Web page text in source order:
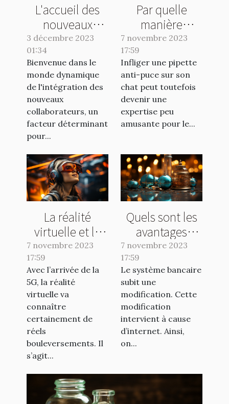
L'accueil des
nouveaux
collaborateurs :
clé de la
réussite
3 décembre 2023
01:34
Bienvenue dans le
monde dynamique
de l'intégration des
nouveaux
collaborateurs, un
facteur déterminant
pour...
Par quelle
manière
appliquer une
pipette anti-
puce à son
chat ?
7 novembre 2023
17:59
Infliger une pipette
anti-puce sur son
chat peut toutefois
devenir une
expertise peu
amusante pour le...
La réalité
virtuelle et la
5G : ce qu’il faut
comprendre !
7 novembre 2023
17:59
Avec l’arrivée de la
5G, la réalité
virtuelle va
connaître
certainement de
réels
bouleversements. Il
s’agit...
Quels sont les
avantages
d’une banque
en ligne ?
7 novembre 2023
17:59
Le système bancaire
subit une
modification. Cette
modification
intervient à cause
d’internet. Ainsi,
on...